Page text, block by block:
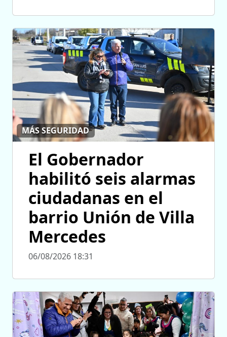
MÁS SEGURIDAD
El Gobernador
habilitó seis alarmas
ciudadanas en el
barrio Unión de Villa
Mercedes
06/08/2026 18:31